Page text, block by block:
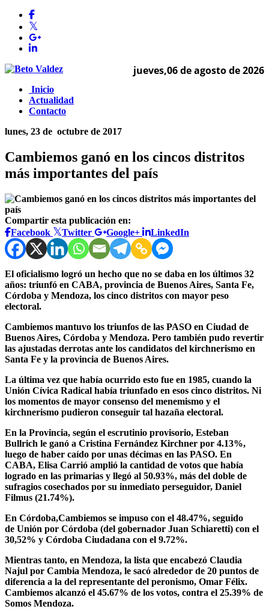
jueves,06 de agosto de 2026
Inicio
Actualidad
Contacto
lunes, 23 de octubre de 2017
Cambiemos ganó en los cincos distritos
más importantes del país
Compartir esta publicación en:
Facebook
Twitter Google+ LinkedIn
El oficialismo logró un hecho que no se daba en los últimos 32
años: triunfó en CABA, provincia de Buenos Aires, Santa Fe,
Córdoba y Mendoza, los cinco distritos con mayor peso
electoral.
Cambiemos mantuvo los triunfos de las PASO en Ciudad de
Buenos Aires, Córdoba y Mendoza. Pero también pudo revertir
las ajustadas derrotas ante los candidatos del kirchnerismo en
Santa Fe y la provincia de Buenos Aires.
La última vez que había ocurrido esto fue en 1985, cuando la
Unión Cívica Radical había triunfado en esos cinco distritos. Ni
los momentos de mayor consenso del menemismo y el
kirchnerismo pudieron conseguir tal hazaña electoral.
En la Provincia, según el escrutinio provisorio, Esteban
Bullrich le ganó a Cristina Fernández Kirchner por 4.13%,
luego de haber caído por unas décimas en las PASO. En
CABA, Elisa Carrió amplió la cantidad de votos que había
logrado en las primarias y llegó al 50.93%, más del doble de
sufragios cosechados por su inmediato perseguidor, Daniel
Filmus (21.74%).
En Córdoba,Cambiemos se impuso con el 48.47%, seguido
de Unión por Córdoba (del gobernador Juan Schiaretti) con el
30,52% y Córdoba Ciudadana con el 9.72%.
Mientras tanto, en Mendoza, la lista que encabezó Claudia
Najul por Cambia Mendoza, le sacó alrededor de 20 puntos de
diferencia a la del representante del peronismo, Omar Félix.
Cambiemos alcanzó el 45.67% de los votos, contra el 25.39% de
Somos Mendoza.